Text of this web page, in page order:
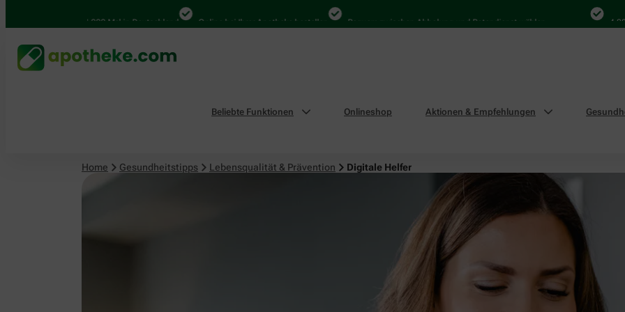
4.000 Mal in Deutschland Online bei Ihrer Apotheke bestellen Bequem zwischen Abholung und Botendienst wählen 4.000
Beliebte Funktionen Onlineshop Aktionen & Empfehlungen
Home Gesundheitstipps Lebensqualität & Prävention Digitale Helfer
Lebensqualität & Prävention